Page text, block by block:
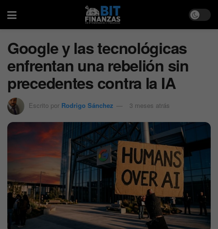
Google y las tecnológicas
enfrentan una rebelión sin
precedentes contra la IA
Escrito por Rodrigo Sánchez 3 meses atrás